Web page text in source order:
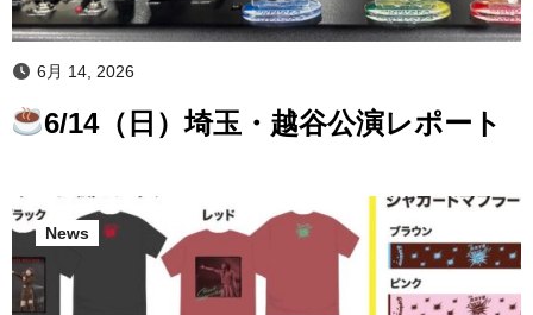
6月 14, 2026
6/14（日）埼玉・越谷公演レポート
News